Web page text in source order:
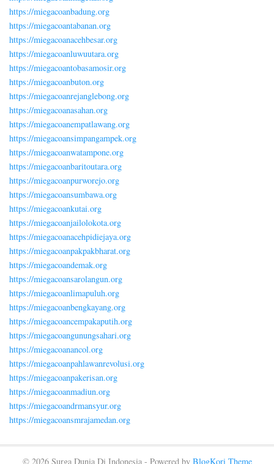
https://miegacoanbadung.org
https://miegacoantabanan.org
https://miegacoanacehbesar.org
https://miegacoanluwuutara.org
https://miegacoantobasamosir.org
https://miegacoanbuton.org
https://miegacoanrejanglebong.org
https://miegacoanasahan.org
https://miegacoanempatlawang.org
https://miegacoansimpangampek.org
https://miegacoanwatampone.org
https://miegacoanbaritoutara.org
https://miegacoanpurworejo.org
https://miegacoansumbawa.org
https://miegacoankutai.org
https://miegacoanjailolokota.org
https://miegacoanacehpidiejaya.org
https://miegacoanpakpakbharat.org
https://miegacoandemak.org
https://miegacoansarolangun.org
https://miegacoanlimapuluh.org
https://miegacoanbengkayang.org
https://miegacoancempakaputih.org
https://miegacoangunungsahari.org
https://miegacoanancol.org
https://miegacoanpahlawanrevolusi.org
https://miegacoanpakerisan.org
https://miegacoanmadiun.org
https://miegacoandrmansyur.org
https://miegacoansmrajamedan.org
© 2026 Surga Dunia Di Indonesia - Powered by BlogKori Theme